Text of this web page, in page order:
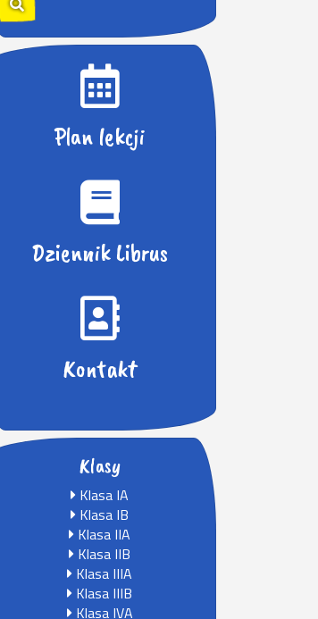
Plan lekcji
Dziennik Librus
Kontakt
Klasy
Klasa IA
Klasa IB
Klasa IIA
Klasa IIB
Klasa IIIA
Klasa IIIB
Klasa IVA